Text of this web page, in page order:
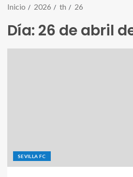
Inicio 2026 th 26
Día: 26 de abril
SEVILLA FC